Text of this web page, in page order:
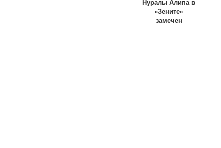
Нуралы Алипа в
«Зените»
замечен